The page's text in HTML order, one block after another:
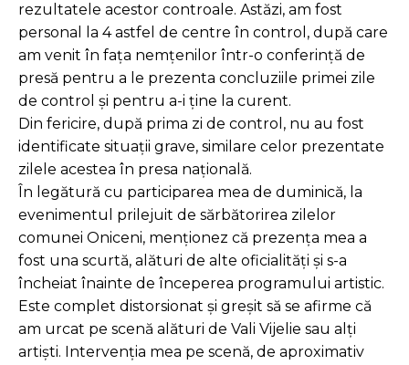
rezultatele acestor controale. Astăzi, am fost
personal la 4 astfel de centre în control, după care
am venit în fața nemțenilor într-o conferință de
presă pentru a le prezenta concluziile primei zile
de control și pentru a-i ține la curent.
Din fericire, după prima zi de control, nu au fost
identificate situații grave, similare celor prezentate
zilele acestea în presa națională.
În legătură cu participarea mea de duminică, la
evenimentul prilejuit de sărbătorirea zilelor
comunei Oniceni, menționez că prezența mea a
fost una scurtă, alături de alte oficialități și s-a
încheiat înainte de începerea programului artistic.
Este complet distorsionat și greșit să se afirme că
am urcat pe scenă alături de Vali Vijelie sau alți
artiști. Intervenția mea pe scenă, de aproximativ